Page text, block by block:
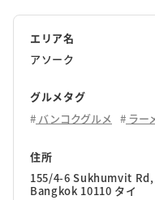
エリア名
アソーク
グルメタグ
バンコクグルメ
ラー
住所
155/4-6 Sukhumvit
Bangkok 10110 タイ